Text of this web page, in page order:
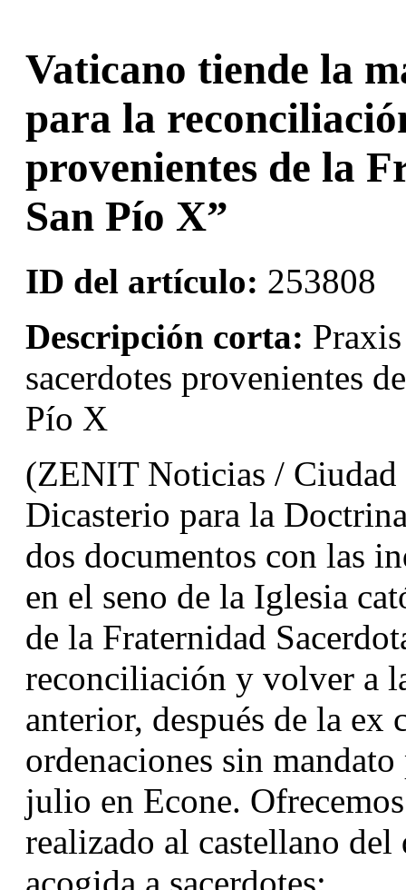
Vaticano tiende la
para la
provenientes de la
San Pío X”
ID del artículo: 253808
Descripción corta:
sacerdotes provenientes
Pío X
(ZENIT Noticias /
Dicasterio para la
dos documentos con las
en el seno de la Iglesia
de la Fraternidad
reconciliación y volver a
anterior, después de la ex
ordenaciones sin
julio en Econe.
realizado al castellano
acogida a sacerdotes: